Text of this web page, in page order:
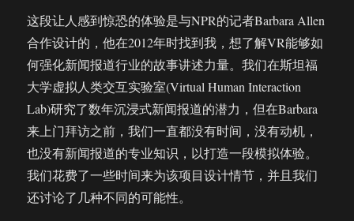
这段让人感到惊恐的体验是与NPR的记者Barbara Allen
合作设计的，他在2012年时找到我，想了解VR能够如
何强化新闻报道行业的故事讲述力量。我们在斯坦福
大学虚拟人类交互实验室(Virtual Human Interaction
Lab)研究了数年沉浸式新闻报道的潜力，但在Barbara
来上门拜访之前，我们一直都没有时间，没有动机，
也没有新闻报道的专业知识，以打造一段模拟体验。
我们花费了一些时间来为该项目设计情节，并且我们
还讨论了几种不同的可能性。